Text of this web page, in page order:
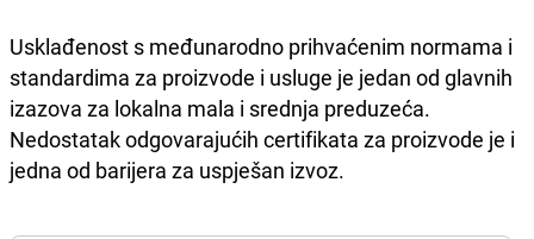
Usklađenost s međunarodno prihvaćenim normama i
standardima za proizvode i usluge je jedan od glavnih
izazova za lokalna mala i srednja preduzeća.
Nedostatak odgovarajućih certifikata za proizvode je i
jedna od barijera za uspješan izvoz.